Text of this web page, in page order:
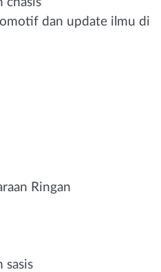
dan update ilmu di
Ringan
sasis